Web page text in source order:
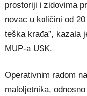
prostoriji i zidovima
novac u količini od
teška krađa”, kazala
MUP-a USK.
Operativnim radom
maloljetnika,